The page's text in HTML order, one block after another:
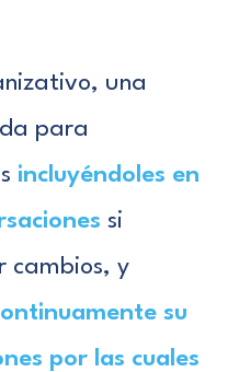
una
para
incluyéndoles en
si
cambios, y
su
por las cuales